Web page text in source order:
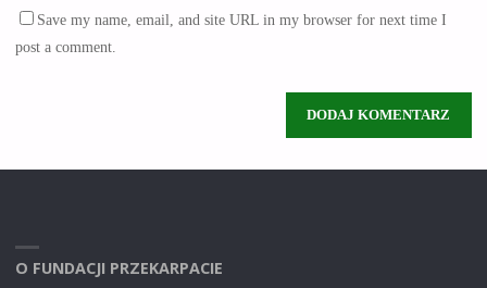
Save my name, email, and site URL in my browser for next time I
post a comment.
O FUNDACJI PRZEKARPACIE